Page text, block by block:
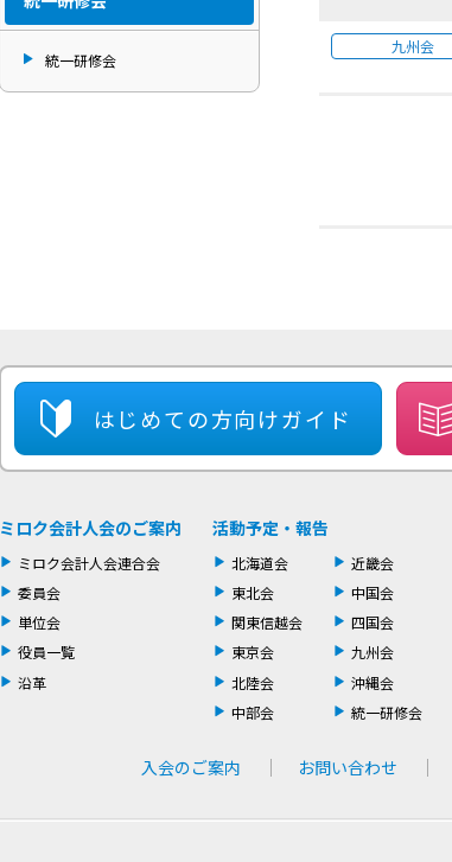
統一研修会
九州会
はじめての方向けガイド
ミロク会計人会のご案内
ミロク会計人会連合会
委員会
単位会
役員一覧
沿革
活動予定・報告
北海道会
東北会
関東信越会
東京会
北陸会
中部会
近畿会
中国会
四国会
九州会
沖縄会
統一研修会
入会のご案内 お問い合わせ